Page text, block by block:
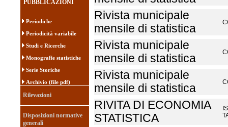
PUBBLICAZIONI
Periodiche
Periodicità variabile
Studi e Ricerche
Monografie statistiche
Serie Storiche
Archivio (file pdf)
Rilevazioni
Disposizioni normative
generali
Rivista municipale
mensile di statistica
Rivista municipale
mensile di statistica
Rivista municipale
mensile di statistica
RIVITA DI ECONOMIA
STATISTICA